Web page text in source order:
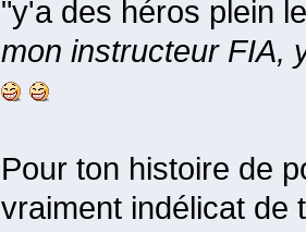
"y'a des héros plein
mon instructeur FIA,
Pour ton histoire de
vraiment indélicat de